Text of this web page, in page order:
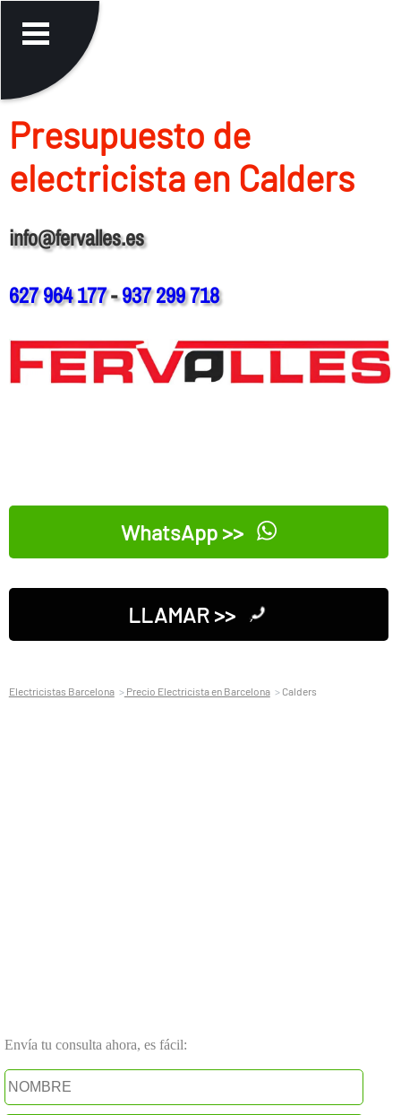
Presupuesto de
electricista en Calders
info@fervalles.es
627 964 177-937 299 718
WhatsApp >>
LLAMAR >>
Electricistas Barcelona Precio Electricista en Barcelona Calders
Envía tu consulta ahora, es fácil: